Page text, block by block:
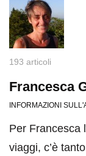
193 articoli
Francesca
INFORMAZIONI
Per Francesca
viaggi, c’è